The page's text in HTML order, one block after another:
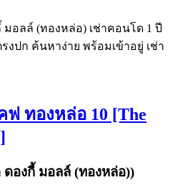
อลล์ (ทองหล่อ) เช่าคอนโด 1 ปี
งปก ค้นหาง่าย พร้อมเข้าอยู่ เช่า
ทองหล่อ 10 [The
ดองกี้ มอลล์ (ทองหล่อ))